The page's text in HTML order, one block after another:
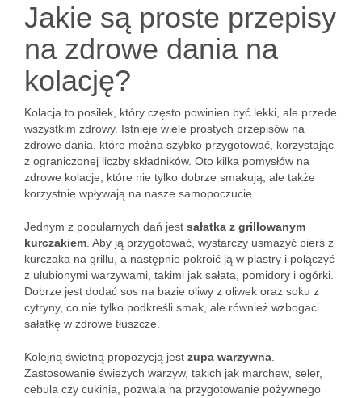
Jakie są proste przepisy
na zdrowe dania na
kolację?
Kolacja to posiłek, który często powinien być lekki, ale przede
wszystkim zdrowy. Istnieje wiele prostych przepisów na
zdrowe dania, które można szybko przygotować, korzystając
z ograniczonej liczby składników. Oto kilka pomysłów na
zdrowe kolacje, które nie tylko dobrze smakują, ale także
korzystnie wpływają na nasze samopoczucie.
Jednym z popularnych dań jest sałatka z grillowanym
kurczakiem . Aby ją przygotować, wystarczy usmażyć pierś z
kurczaka na grillu, a następnie pokroić ją w plastry i połączyć
z ulubionymi warzywami, takimi jak sałata, pomidory i ogórki.
Dobrze jest dodać sos na bazie oliwy z oliwek oraz soku z
cytryny, co nie tylko podkreśli smak, ale również wzbogaci
sałatkę w zdrowe tłuszcze.
Kolejną świetną propozycją jest zupa warzywna
Zastosowanie świeżych warzyw, takich jak marchew, seler,
cebula czy cukinia, pozwala na przygotowanie pożywnego